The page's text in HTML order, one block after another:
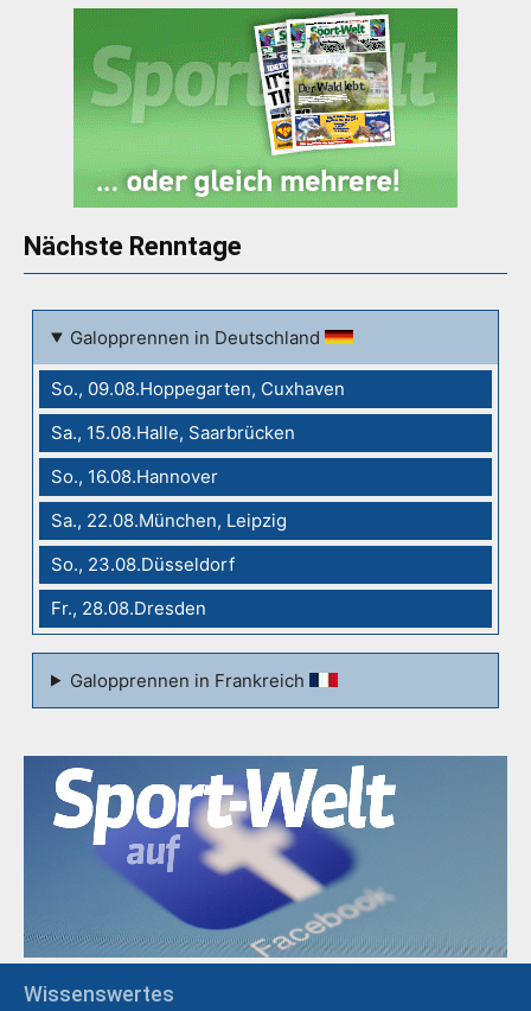
Nächste Renntage
Galopprennen in Deutschland
So., 09.08.Hoppegarten, Cuxhaven
Sa., 15.08.Halle, Saarbrücken
So., 16.08.Hannover
Sa., 22.08.München, Leipzig
So., 23.08.Düsseldorf
Fr., 28.08.Dresden
Galopprennen in Frankreich
Wissenswertes